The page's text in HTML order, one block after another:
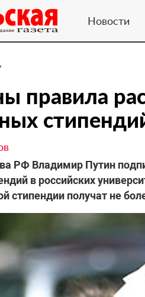
Новости
правила
РФ Владимир Путин
в российских
стипендии получат не